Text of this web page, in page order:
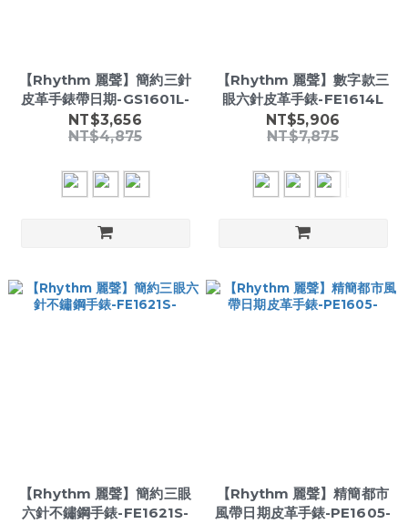
【Rhythm 麗聲】簡約三針
皮革手錶帶日期-GS1601L-
NT$3,656
NT$4,875
【Rhythm 麗聲】數字款三
眼六針皮革手錶-FE1614L
NT$5,906
NT$7,875
【Rhythm 麗聲】簡約三眼
六針不鏽鋼手錶-FE1621S-
【Rhythm 麗聲】精簡都市
風帶日期皮革手錶-PE1605-